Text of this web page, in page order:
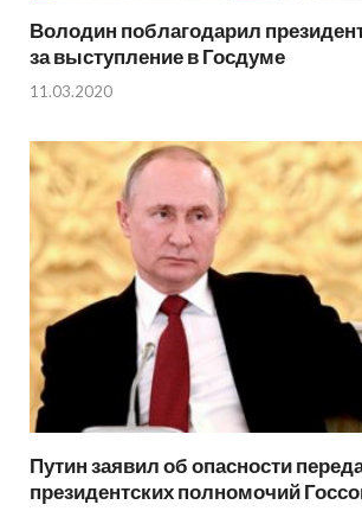
Володин поблагодарил
за выступление в Госдуме
11.03.2020
Путин заявил об опасности
президентских полномочий